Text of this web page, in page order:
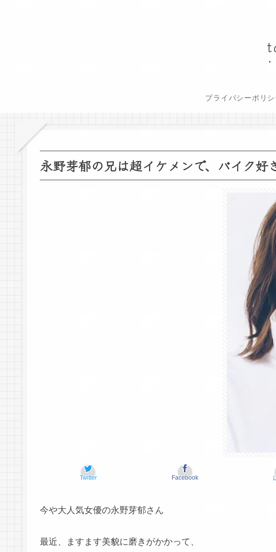
プライバシーポリシ
永野芽郁の兄は超イケメンで、バイク
Twitter Facebook
今や大人気女優の永野芽郁さん
最近、ますます美貌に磨きがかかって、